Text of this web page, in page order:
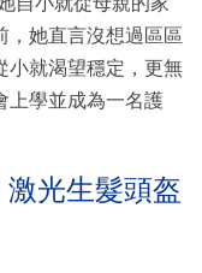
，她直言沒想過區區
小就渴望穩定，更無
上學並成為一名護
光生髮頭盔